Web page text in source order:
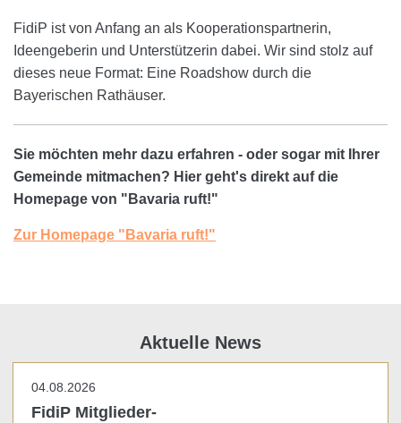
FidiP ist von Anfang an als Kooperationspartnerin,
Ideengeberin und Unterstützerin dabei. Wir sind stolz auf
dieses neue Format: Eine Roadshow durch die
Bayerischen Rathäuser.
Sie möchten mehr dazu erfahren - oder sogar mit Ihrer
Gemeinde mitmachen? Hier geht's direkt auf die
Homepage von "Bavaria ruft!"
Zur Homepage "Bavaria ruft!"
Aktuelle News
04.08.2026
FidiP Mitglieder-